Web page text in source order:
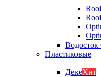
Водосток
Пластиковые
ДекеХит